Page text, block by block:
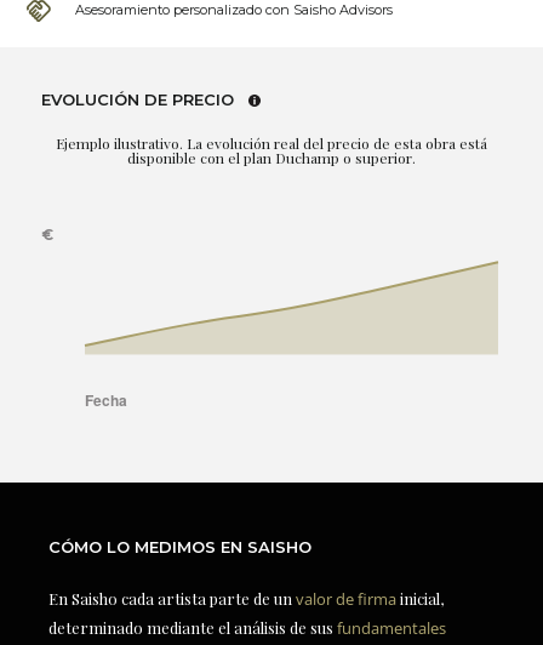
Asesoramiento personalizado con Saisho Advisors
EVOLUCIÓN DE PRECIO
Ejemplo ilustrativo. La evolución real del precio de esta obra está
disponible con el plan Duchamp o superior.
CÓMO LO MEDIMOS EN SAISHO
En Saisho cada artista parte de un valor de firmainicial,
determinado mediante el análisis de sus fundamentales